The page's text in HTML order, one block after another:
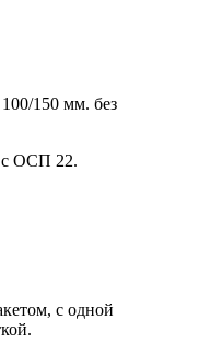
150 мм. без
с ОСП 22.
с одной